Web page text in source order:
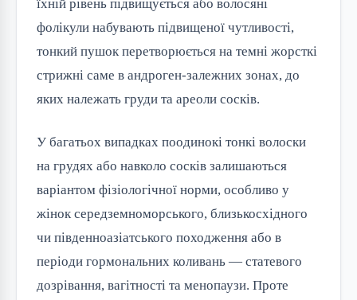
їхній рівень підвищується або волосяні
фолікули набувають підвищеної чутливості,
тонкий пушок перетворюється на темні жорсткі
стрижні саме в андроген-залежних зонах, до
яких належать груди та ареоли сосків.
У багатьох випадках поодинокі тонкі волоски
на грудях або навколо сосків залишаються
варіантом фізіологічної норми, особливо у
жінок середземноморського, близькосхідного
чи південноазіатського походження або в
періоди гормональних коливань — статевого
дозрівання, вагітності та менопаузи. Проте